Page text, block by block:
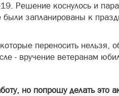
Решение коснулось и
были запланированы к
переносить нельзя,
- вручение ветеранам
но попрошу делать это